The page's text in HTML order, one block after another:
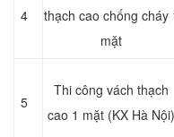
4
thạch cao chống cháy
mặt
5
Thi công vách thạch
cao 1 mặt (KX Hà Nội)